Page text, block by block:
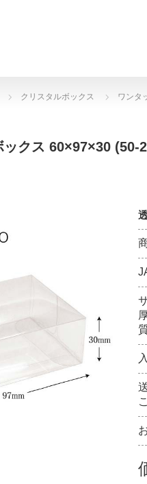
クリスタルボックス ワンタ
ックス 60×97×30 (50-